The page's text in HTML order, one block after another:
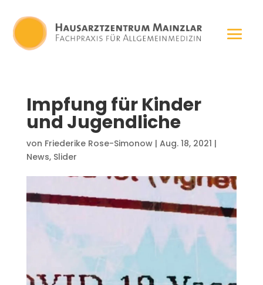
Impfung für Kinder
und Jugendliche
von Friederike Rose-Simonow| Aug. 18, 2021 |
News, Slider